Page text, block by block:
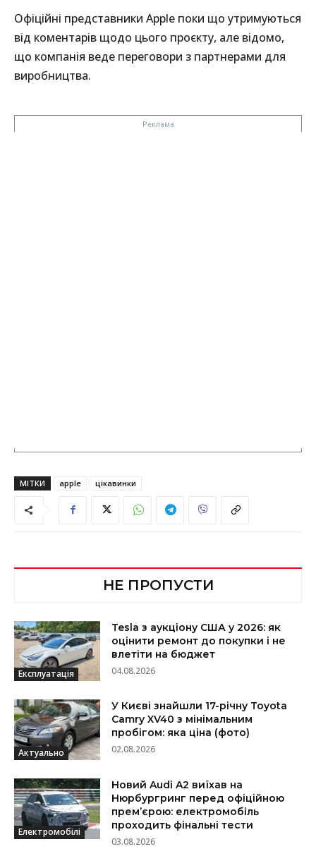
Офіційні представники Apple поки що утримуються
від коментарів щодо цього проєкту, але відомо,
що компанія веде переговори з партнерами для
виробництва.
МІТКИ apple цікавинки
НЕ ПРОПУСТИ
Експлуатація
Tesla з аукціону США у 2026: як
оцінити ремонт до покупки і не
влетіти на бюджет
04.08.2026
Актуально
У Києві знайшли 17-річну Toyota
Camry XV40 з мінімальним
пробігом: яка ціна (фото)
02.08.2026
Електромобілі
Новий Audi A2 виїхав на
Нюрбургринг перед офіційною
прем’єрою: електромобіль
проходить фінальні тести
03.08.2026